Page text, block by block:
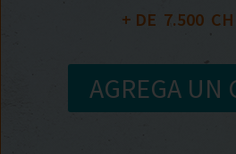
+ DE 7.500
AGREGA UN